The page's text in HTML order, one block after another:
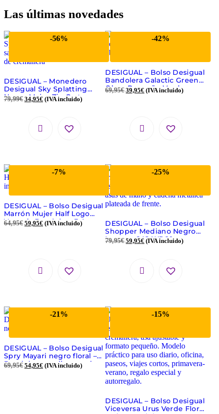
Las últimas novedades
-56%
DESIGUAL – Monedero
Desigual Sky Splatting
Negro Mujer Zip Cartera
Larga 20WAYP44
79,99€ 34,95€ (IVA incluido)
-42%
DESIGUAL – Bolso Desigual
Bandolera Galactic Green
Oban Pequeño Verde
Negro Mujer
69,95€ 39,95€ (IVA incluido)
-7%
DESIGUAL – Bolso Desigual
Marrón Mujer Half Logo
Venecia Bandolera 3 Asas
64,95€ 59,95€ (IVA incluido)
-25%
DESIGUAL – Bolso Desigual
Shopper Mediano Negro
Lunares 24SAXP60
79,95€ 59,95€ (IVA incluido)
-21%
DESIGUAL – Bolso Desigual
Spry Mayari negro floral –
Bandolera mediana mujer
69,95€ 54,95€ (IVA incluido)
-15%
DESIGUAL – Bolso Desigual
Viceversa Urus Verde Floral